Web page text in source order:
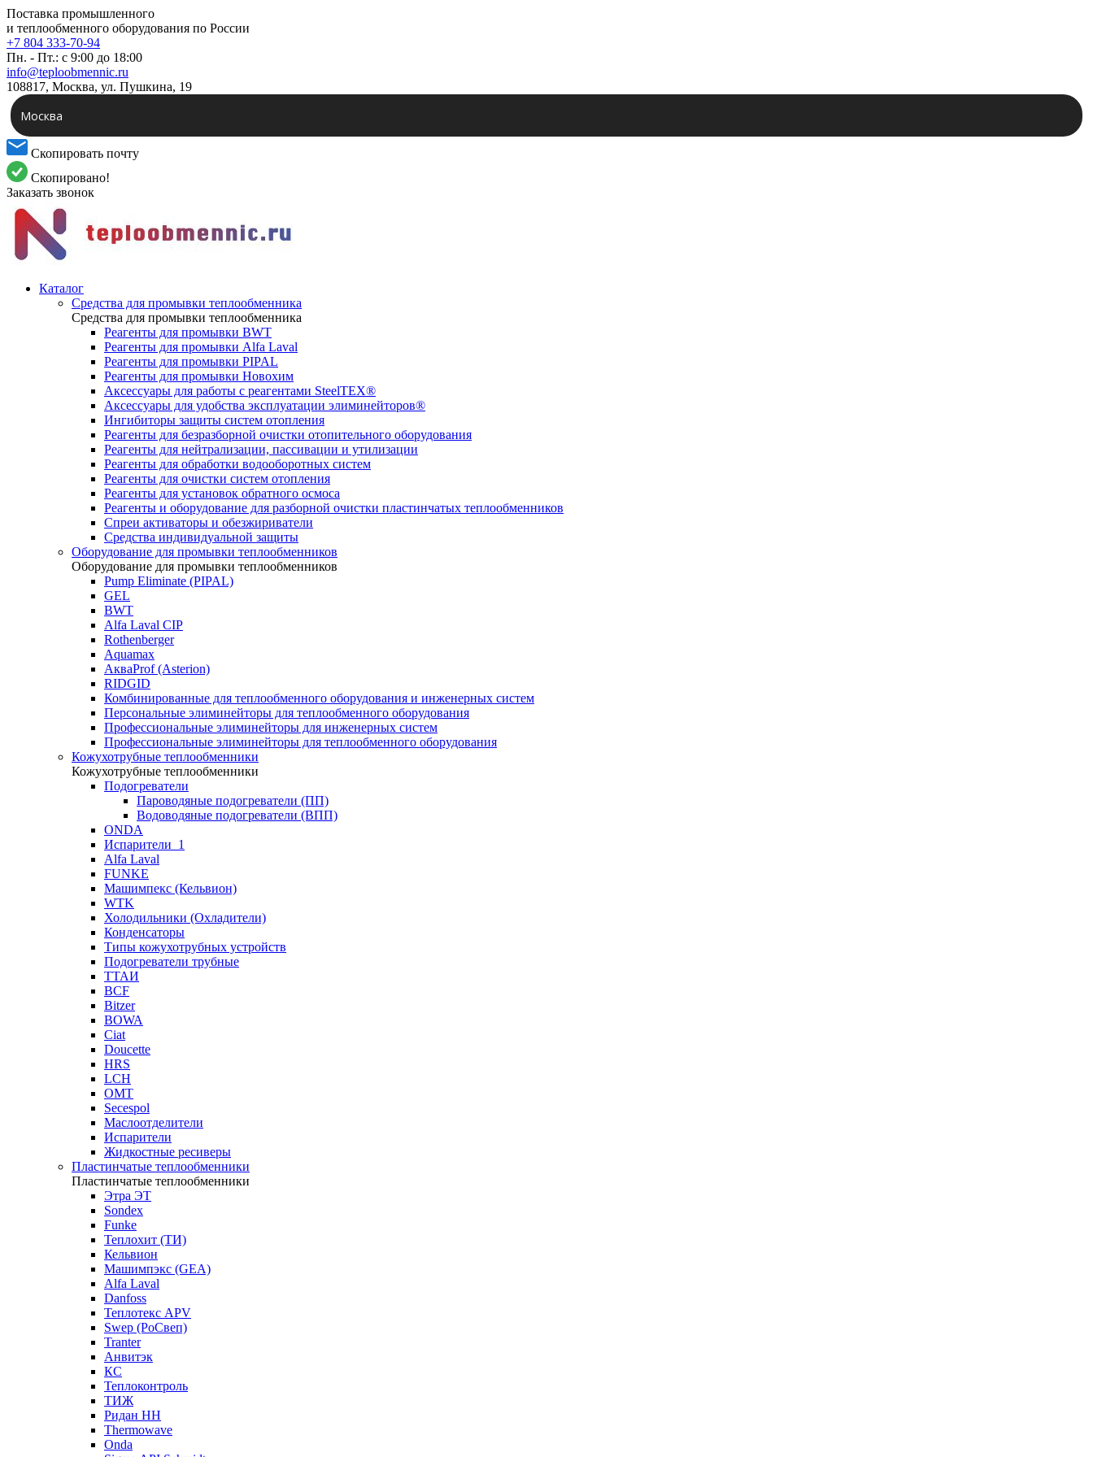
Поставка промышленного
и теплообменного оборудования по России
+7 804 333-70-94
Пн. - Пт.: с 9:00 до 18:00
info@teploobmennic.ru
108817, Москва, ул. Пушкина, 19
Москва
Скопировать почту
Скопировано!
Заказать звонок
Каталог
Средства для промывки теплообменника
Средства для промывки теплообменника
Реагенты для промывки BWT
Реагенты для промывки Alfa Laval
Реагенты для промывки PIPAL
Реагенты для промывки Новохим
Аксессуары для работы с реагентами SteelTEX®
Аксессуары для удобства эксплуатации элиминейторов®
Ингибиторы защиты систем отопления
Реагенты для безразборной очистки отопительного оборудования
Реагенты для нейтрализации, пассивации и утилизации
Реагенты для обработки водооборотных систем
Реагенты для очистки систем отопления
Реагенты для установок обратного осмоса
Реагенты и оборудование для разборной очистки пластинчатых теплообменников
Спреи активаторы и обезжириватели
Средства индивидуальной защиты
Оборудование для промывки теплообменников
Оборудование для промывки теплообменников
Pump Eliminate (PIPAL)
GEL
BWT
Alfa Laval CIP
Rothenberger
Aquamax
АкваProf (Asterion)
RIDGID
Комбинированные для теплообменного оборудования и инженерных систем
Персональные элиминейторы для теплообменного оборудования
Профессиональные элиминейторы для инженерных систем
Профессиональные элиминейторы для теплообменного оборудования
Кожухотрубные теплообменники
Кожухотрубные теплообменники
Подогреватели
Пароводяные подогреватели (ПП)
Водоводяные подогреватели (ВПП)
ONDA
Испарители_1
Alfa Laval
FUNKE
Машимпекс (Кельвион)
WTK
Холодильники (Охладители)
Конденсаторы
Типы кожухотрубных устройств
Подогреватели трубные
ТТАИ
BCF
Bitzer
BOWA
Ciat
Doucette
HRS
LCH
OMT
Secespol
Маслоотделители
Испарители
Жидкостные ресиверы
Пластинчатые теплообменники
Пластинчатые теплообменники
Этра ЭТ
Sondex
Funke
Теплохит (ТИ)
Кельвион
Машимпэкс (GEA)
Alfa Laval
Danfoss
Теплотекс APV
Swep (РоСвеп)
Tranter
Анвитэк
КС
Теплоконтроль
ТИЖ
Ридан НН
Thermowave
Onda